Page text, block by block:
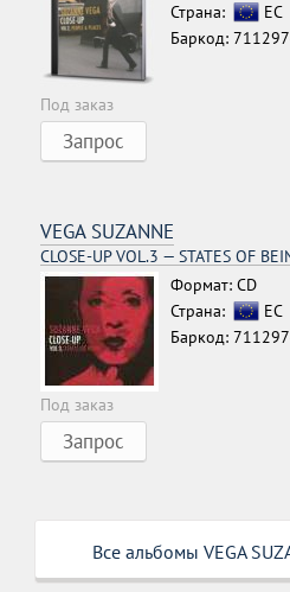
Страна:
ЕС
Баркод:
Под заказ
Запрос
VEGA SUZANNE
CLOSE-UP VOL.3 — STATES OF
Формат: CD
Страна:
ЕС
Баркод:
Под заказ
Запрос
Все альбомы VEGA